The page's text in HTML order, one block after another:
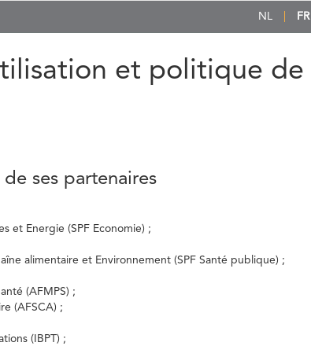
NL FR
et politique de
ses partenaires
et Energie (SPF Economie) ;
alimentaire et Environnement (SPF Santé publique) ;
(AFMPS) ;
(AFSCA) ;
(IBPT) ;